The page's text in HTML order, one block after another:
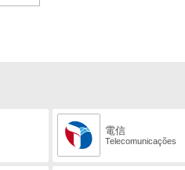
電信
Telecomunicações